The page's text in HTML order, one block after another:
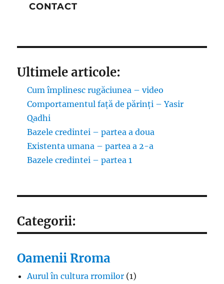
CONTACT
Ultimele articole:
Cum împlinesc rugăciunea – video
Comportamentul față de părinți – Yasir
Qadhi
Bazele credintei – partea a doua
Existenta umana – partea a 2-a
Bazele credintei – partea 1
Categorii:
Oamenii Rroma
Aurul în cultura rromilor (1)